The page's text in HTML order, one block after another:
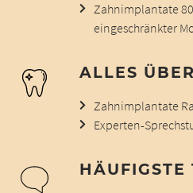
Zahnimplantate
eingeschränkter
ALLES
Zahnimplantate
Experten-
HÄUFIGSTE